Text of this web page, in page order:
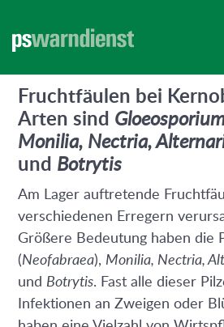
Fruchtfäulen bei
Arten sind
Monilia, Nectria,
und Botrytis
Am Lager auftretende
verschiedenen Erregern
Größere Bedeutung haben die
(Neofabraea), Monilia, Nectria,
und Botrytis. Fast alle dieser
Infektionen an Zweigen oder